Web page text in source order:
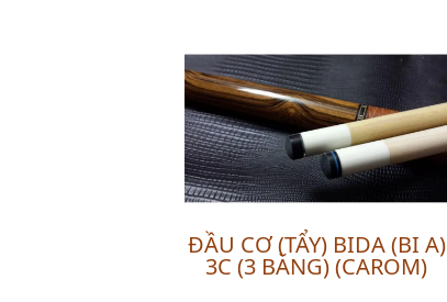
ĐẦU CƠ (TẨY) BIDA (BI A)
3C (3 BĂNG) (CAROM)